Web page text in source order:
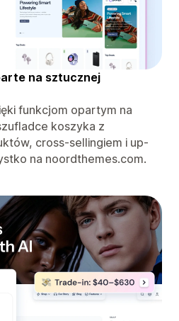
na sztucznej
funkcjom opartym na
koszyka z
cross-sellingiem i up-
na noordthemes.com.